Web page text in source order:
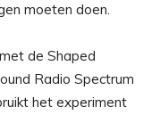
moeten doen.
de Shaped
Radio Spectrum
het experiment